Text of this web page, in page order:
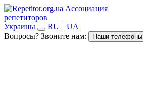
Ассоциация
репетиторов
Украины
RU | UA
Вопросы? Звоните нам:
Наши телефоны